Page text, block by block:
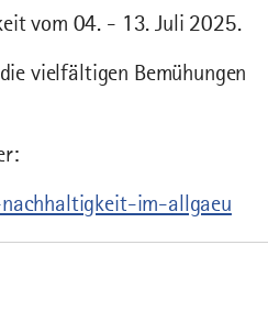
vom 04. - 13. Juli 2025.
vielfältigen Bemühungen
im-allgaeu